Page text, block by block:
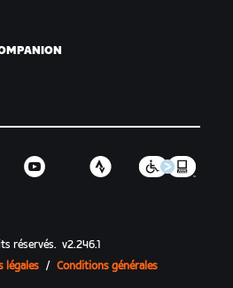
réservés. v2.246.1
légales / Conditions générales